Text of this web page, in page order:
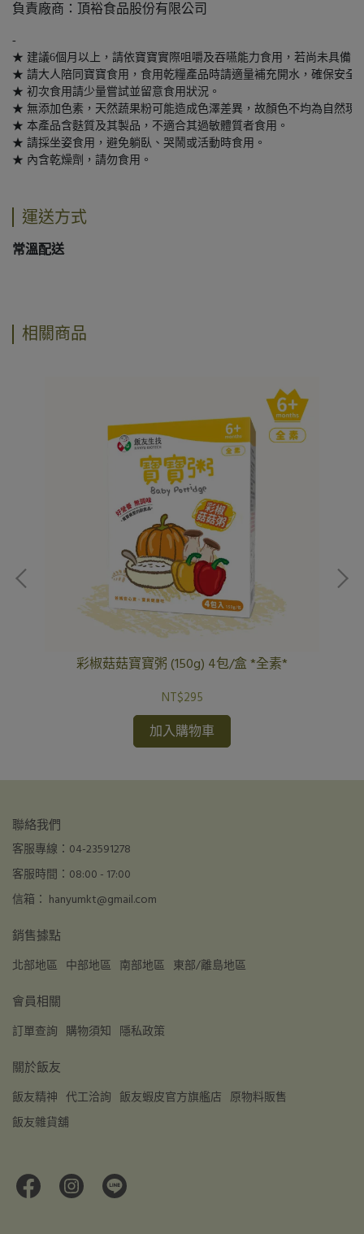
負責廠商：頂裕食品股份有限公司
-
★ 建議6個月以上，請依寶寶實際咀嚼及吞嚥能力食用，若尚未具備
★ 請大人陪同寶寶食用，食用乾糧產品時請適量補充開水，確保安全
★ 初次食用請少量嘗試並留意食用狀況。
★ 無添加色素，天然蔬果粉可能造成色澤差異，故顏色不均為自然現
★ 本產品含麩質及其製品，不適合其過敏體質者食用。
★ 請採坐姿食用，避免躺臥、哭鬧或活動時食用。
★ 內含乾燥劑，請勿食用。
運送方式
常溫配送
相關商品
彩椒菇菇寶寶粥 (150g) 4包/盒 *全素*
NT$295
加入購物車
聯絡我們
客服專線：04-23591278
客服時間：08:00 - 17:00
信箱： hanyumkt@gmail.com
銷售據點
北部地區 中部地區 南部地區 東部/離島地區
會員相關
訂單查詢 購物須知 隱私政策
關於飯友
飯友精神 代工洽詢 飯友蝦皮官方旗艦店 原物料販售
飯友雜貨舖